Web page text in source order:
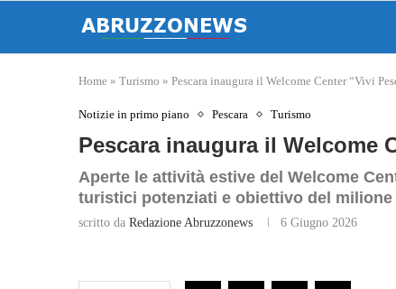
Home » Turismo » Pescara inaugura il Welcome Center “Vivi
Notizie in primo piano Pescara Turismo
Pescara inaugura il Welcome
Aperte le attività estive del Welcome
turistici potenziati e obiettivo del
scritto da Redazione Abruzzonews 6 Giugno 2026